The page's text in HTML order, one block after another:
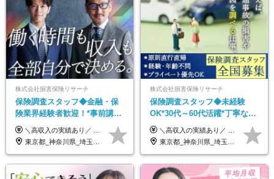
株式会社損害保険リサーチ
保険調査スタッフ◆金融・保
険業界経験者歓迎！*事前講習
あり*30代～60代活躍*調査は
原則直行直帰*高収入可
＼高収入の実績あり／ なかには年収1000万円を超える方もいらっしゃいます！ 【完全出来高報酬制】 ★仕事に慣れるまで収入をサポート 1か月目：報酬が通常の2倍 2か月目：報酬が通常の1.5倍 ※災害に関する業務については、収入サポートの対象外 ※試用期間はありません ＊＊＊業務報酬の例＊＊＊ ・事故原因調査（4箇所確認）…1万5000円～ ・有無責／不正請求疑義調査（自動車案件）…2万円～ ・医療調査（1箇所確認）…1万7000円～ ・書類取付（1箇所訪問）…3000円～ ※上記は目安になります ※実際の報酬は業務報酬に応じた個々のスキル・実績を加味したものになります
東京都_神奈川県_埼玉県_千葉県_大阪府_愛知県_北海道_青森県_岩手県_宮城県_秋田県_山形県_福島県_茨城県_栃木県_群馬県_新潟県_山梨県_長野県_富山県_石川県_福井県_静岡県_岐阜県_三重県_兵庫県_京都府_滋賀県_奈良県_和歌山県_広島県_岡山県_鳥取県_島根県_山口県_徳島県_香川県_愛媛県_高知県_福岡県_熊本県_佐賀県_長崎県_大分県_宮崎県_鹿児島県_沖縄県
株式会社損害保険リサーチ
保険調査スタッフ◆未経験
OK*30代～60代活躍*丁寧な講
習・サポートあり*原則直行直
帰／全国募集・業務委託
＼高収入の実績あり／ なかには年収1000万円を超えるスペシャリストもいらっしゃいます！ 【完全出来高報酬制】 ★仕事に慣れるまで収入をサポート 1か月目：報酬が通常の2倍 2か月目：報酬が通常の1.5倍 ※災害に関する業務については、収入サポートの対象外 ※試用期間はありません ＊＊＊業務報酬の例＊＊＊ ・事故原因調査（4箇所確認）…1万5000円～ ・有無責／不正請求疑義調査（自動車案件）…2万円～ ・医療調査（1箇所確認）…1万7000円～ ・書類取付（1箇所訪問）…3000円～ ※上記は目安になります ※実際の報酬は業務報酬に応じた個々のスキル・実績を加味したものになります
東京都_神奈川県_埼玉県_千葉県_大阪府_愛知県_北海道_青森県_岩手県_宮城県_秋田県_山形県_福島県_茨城県_栃木県_群馬県_新潟県_山梨県_長野県_富山県_石川県_福井県_静岡県_岐阜県_三重県_兵庫県_京都府_滋賀県_奈良県_和歌山県_広島県_岡山県_鳥取県_島根県_山口県_徳島県_香川県_愛媛県_高知県_福岡県_熊本県_佐賀県_長崎県_大分県_宮崎県_鹿児島県_沖縄県